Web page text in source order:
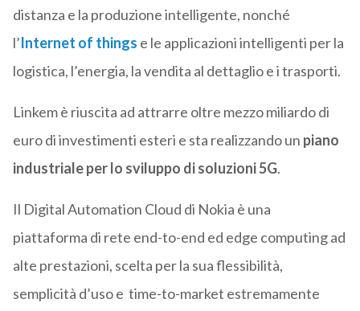
distanza e la produzione intelligente, nonché
l’Internet of things e le applicazioni intelligenti per la
logistica, l’energia, la vendita al dettaglio e i trasporti.
Linkem è riuscita ad attrarre oltre mezzo miliardo di
euro di investimenti esteri e sta realizzando un piano
industriale per lo sviluppo di soluzioni 5G.
Il Digital Automation Cloud di Nokia è una
piattaforma di rete end-to-end ed edge computing ad
alte prestazioni, scelta per la sua flessibilità,
semplicità d’uso e time-to-market estremamente